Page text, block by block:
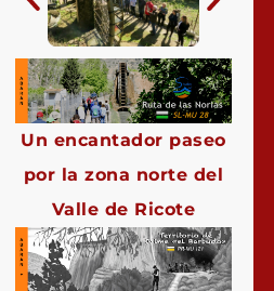
Un encantador paseo
por la zona norte del
Valle de Ricote